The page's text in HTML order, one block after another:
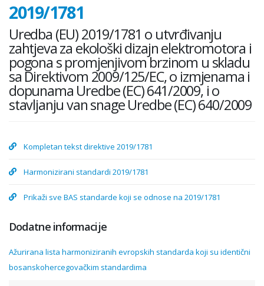
2019/1781
Uredba (EU) 2019/1781 o utvrđivanju
zahtjeva za ekološki dizajn elektromotora i
pogona s promjenjivom brzinom u skladu
sa Direktivom 2009/125/EC, o izmjenama i
dopunama Uredbe (EC) 641/2009, i o
stavljanju van snage Uredbe (EC) 640/2009
Kompletan tekst direktive 2019/1781
Harmonizirani standardi 2019/1781
Prikaži sve BAS standarde koji se odnose na 2019/1781
Dodatne informacije
Ažurirana lista harmoniziranih evropskih standarda koji su identični
bosanskohercegovačkim standardima